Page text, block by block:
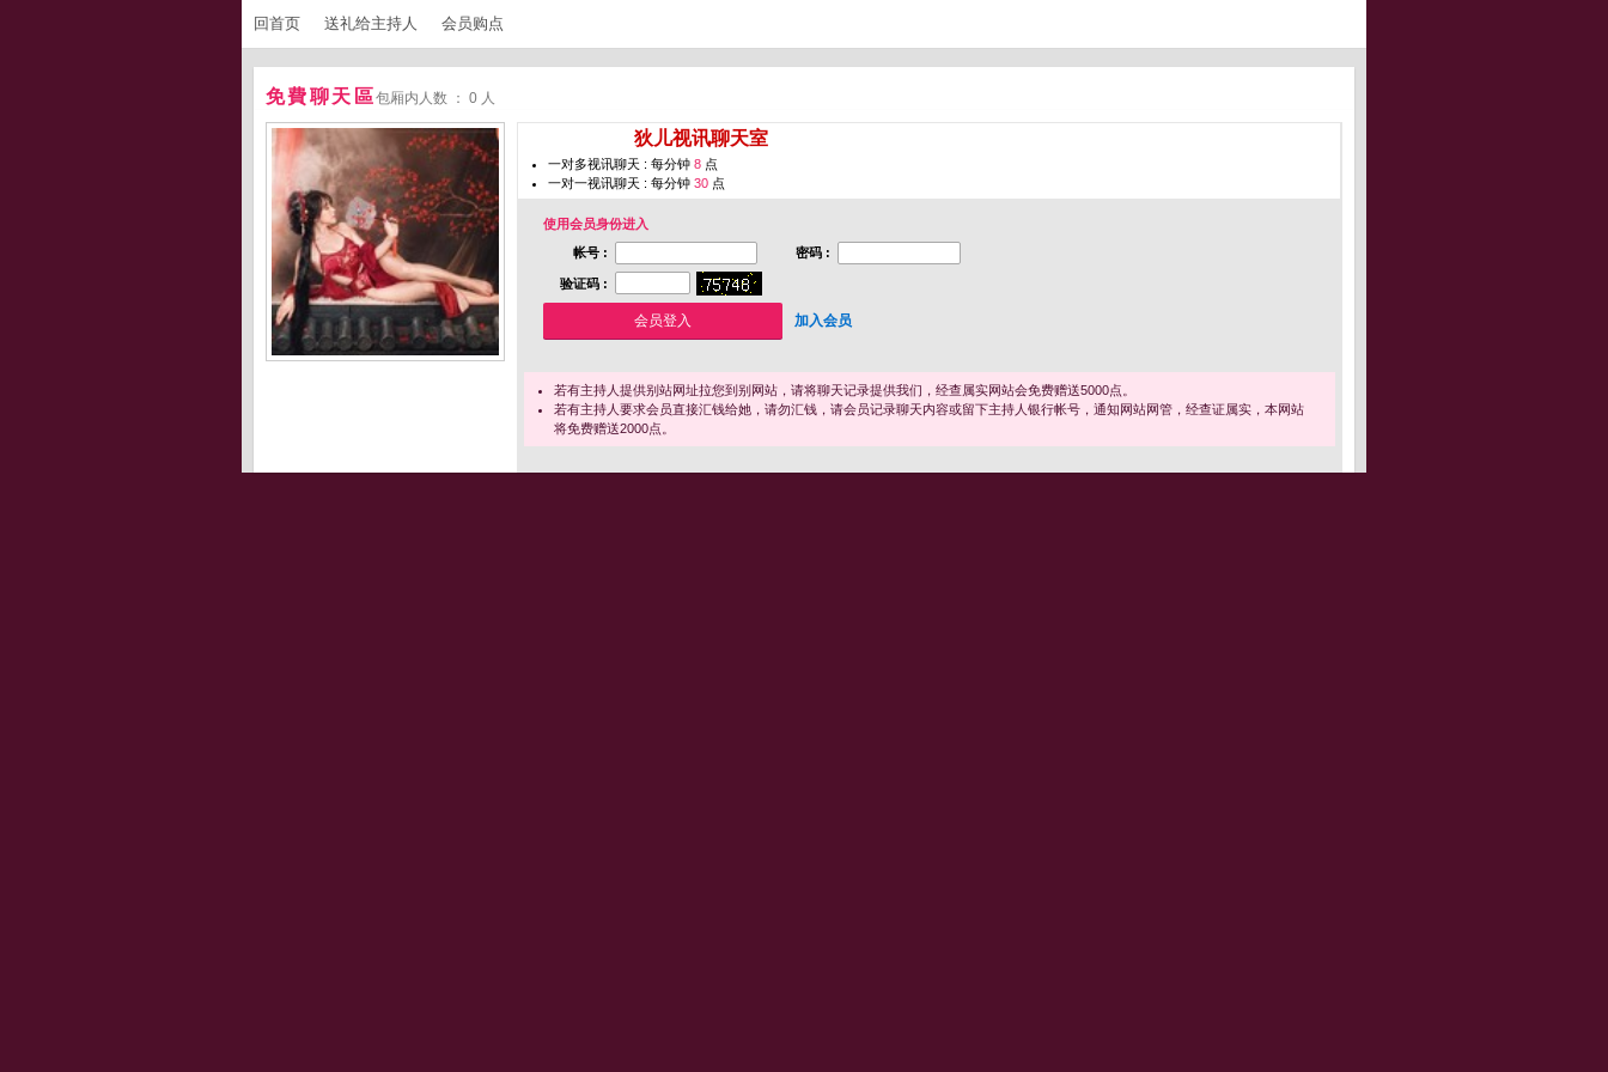
回首页 送礼给主持人 会员购点
免費聊天區包厢内人数 ： 0 人
狄儿视讯聊天室
一对多视讯聊天 : 每分钟 8 点
一对一视讯聊天 : 每分钟 30 点
使用会员身份进入
帐号 :
密码 :
验证码 :
加入会员
若有主持人提供别站网址拉您到别网站，请将聊天记录提供我们，经查属实网站会免费赠送5000点。
若有主持人要求会员直接汇钱给她，请勿汇钱，请会员记录聊天内容或留下主持人银行帐号，通知网站网管，经查证属实，本网站
将免费赠送2000点。